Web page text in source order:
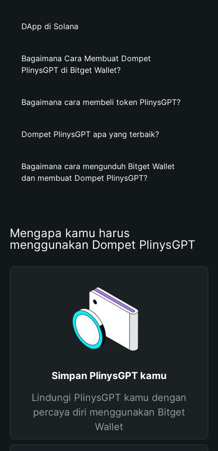
DApp di Solana
Bagaimana Cara Membuat Dompet
PlinysGPT di Bitget Wallet?
Bagaimana cara membeli token PlinysGPT?
Dompet PlinysGPT apa yang terbaik?
Bagaimana cara mengunduh Bitget Wallet
dan membuat Dompet PlinysGPT?
Mengapa kamu harus
menggunakan Dompet PlinysGPT
Simpan PlinysGPT kamu
Lindungi PlinysGPT kamu dengan
percaya diri menggunakan Bitget
Wallet